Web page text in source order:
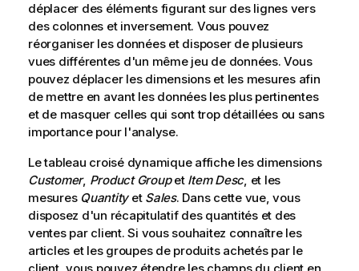
déplacer des éléments figurant sur des lignes vers
des colonnes et inversement. Vous pouvez
réorganiser les données et disposer de plusieurs
vues différentes d'un même jeu de données. Vous
pouvez déplacer les dimensions et les mesures afin
de mettre en avant les données les plus pertinentes
et de masquer celles qui sont trop détaillées ou sans
importance pour l'analyse.
Le tableau croisé dynamique affiche les dimensions
Customer, Product Groupet Item Desc, et les
mesures Quantityet Sales. Dans cette vue, vous
disposez d'un récapitulatif des quantités et des
ventes par client. Si vous souhaitez connaître les
articles et les groupes de produits achetés par le